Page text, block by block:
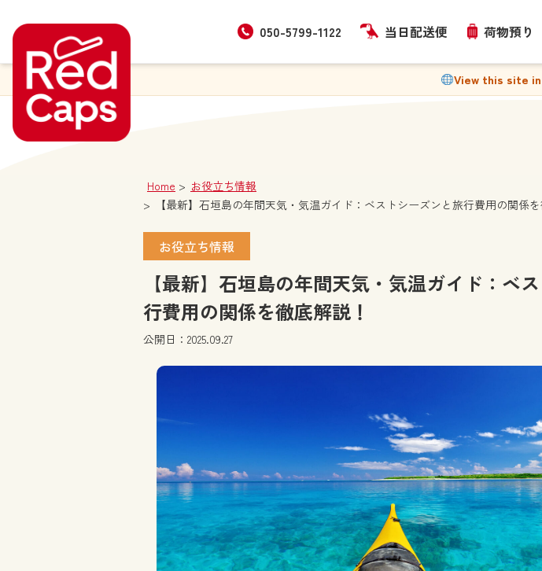
050-5799-1122 当日配送便 荷物預り
View this site
Home
お役立ち情報
【最新】石垣島の年間天気・気温ガイド：ベストシーズンと旅行費用の関係を
お役立ち情報
【最新】石垣島の年間天気・気温ガイド：ベ
行費用の関係を徹底解説！
公開日：2025.09.27